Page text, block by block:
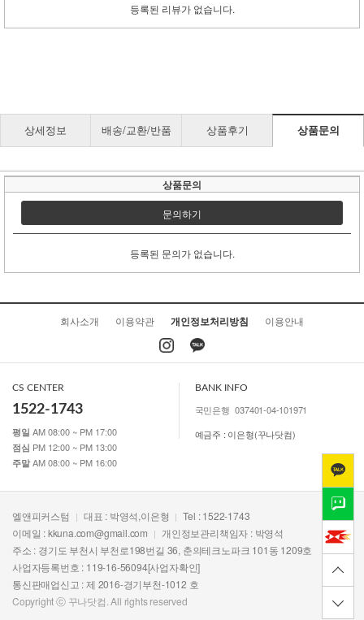
등록된 리뷰가 없습니다.
상세정보 배송/교환/반품 상품후기 상품문의
상품문의
문의하기
등록된 문의가 없습니다.
회사소개 이용약관 개인정보처리방침 이용안내
CS CENTER
1522-1743
평일 AM 08:00 ~ PM 17:00
점심 PM 12:00 ~ PM 13:00
주말 AM 08:00 ~ PM 16:00
BANK INFO
국민은행 037401-04-101971
예금주 : 이은형(꾸나닷컴)
엘앤피커스텀 대표 : 박영석,이은형
Tel : 1522-1743
이메일 :kkuna.com@gmail.com
개인정보관리책임자 : 박영석
주소 : 경기도 부천시 부천로198번길 36, 춘의테크노파크 101동 1209호
사업자등록번호 : 119-16-56094[사업자확인]
통신판매업신고 : 제 2016-경기부천-1012 호
Copyright ⓒ 꾸나닷컴. All rights reserved